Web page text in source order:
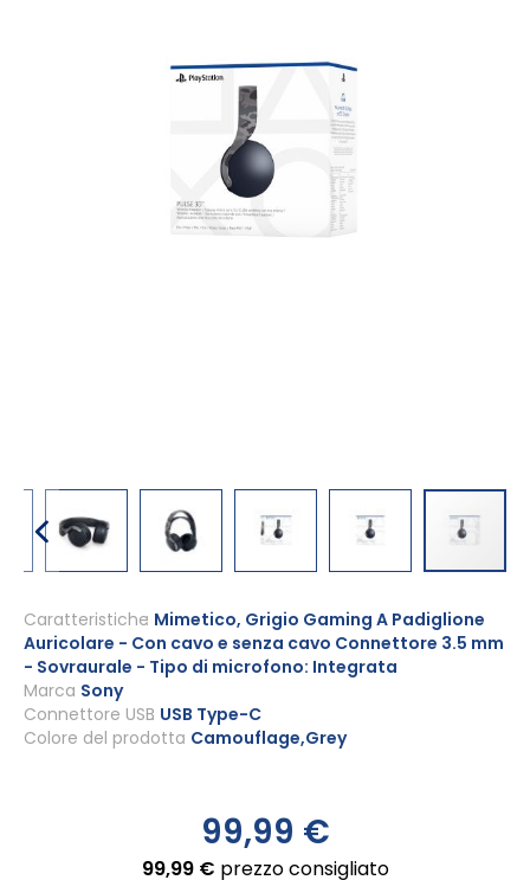
all'inizio
della
galleria
di
immagini
99,99 €
99,99 € prezzo consigliato
Marca Sony
Caratteristiche Mimetico, Grigio Gaming A Padiglione
Auricolare - Con cavo e senza cavo Connettore 3.5 mm
- Sovraurale - Tipo di microfono: Integrata
Connettore USB USB Type-C
Colore del prodotto Camouflage,Grey